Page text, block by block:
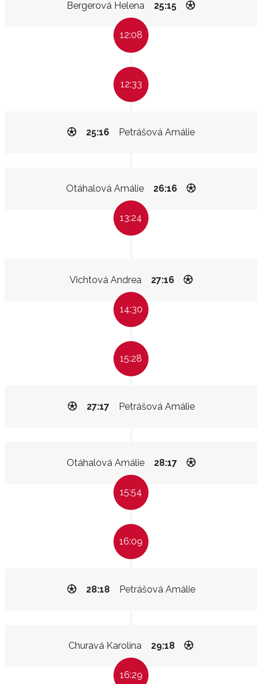
Bergerová Helena 25:15
12:08
12:33
Petrášová Amálie
25:16
Otáhalová Amálie 26:16
13:24
Vichtová Andrea 27:16
14:30
15:28
Petrášová Amálie
27:17
Otáhalová Amálie 28:17
15:54
16:09
Petrášová Amálie
28:18
Churavá Karolína 29:18
16:29